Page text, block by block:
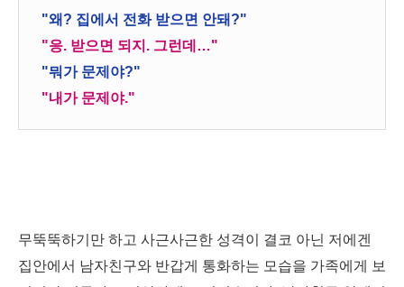
"왜? 집에서 전화 받으면 안돼?"
"응. 받으면 되지. 그런데…"
"뭐가 문제야?"
"내가 문제야."
무뚝뚝하기만 하고 사근사근한 성격이 결코 아닌 저에겐
집안에서 남자친구와 반갑게 통화하는 모습을 가족에게 보